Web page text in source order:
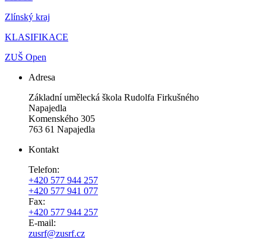
Zlínský kraj
KLASIFIKACE
ZUŠ Open
Adresa
Základní umělecká škola Rudolfa Firkušného
Napajedla
Komenského 305
763 61 Napajedla
Kontakt
Telefon:
+420 577 944 257
+420 577 941 077
Fax:
+420 577 944 257
E-mail:
zusrf@zusrf.cz